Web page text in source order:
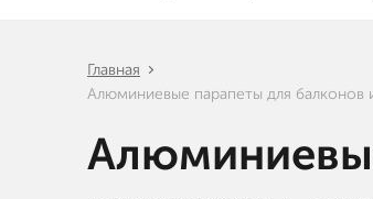
Главная
Алюминиевые парапеты для балконов